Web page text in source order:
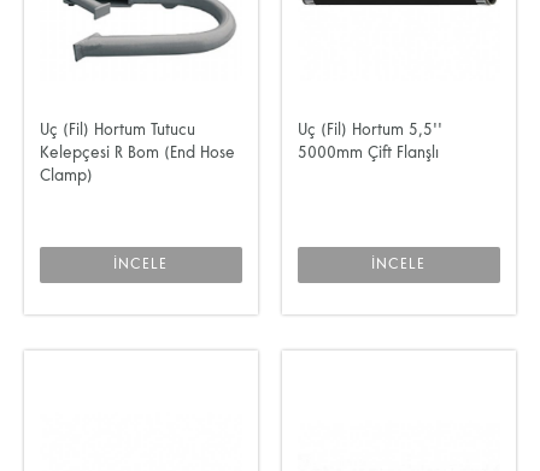
Uç (Fil) Hortum Tutucu
Kelepçesi R Bom (End Hose
Clamp)
İNCELE
Uç (Fil) Hortum 5,5''
5000mm Çift Flanşlı
İNCELE